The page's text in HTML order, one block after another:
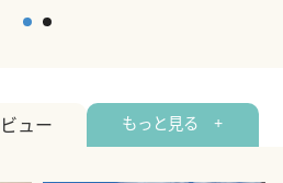
ュー もっと見る +